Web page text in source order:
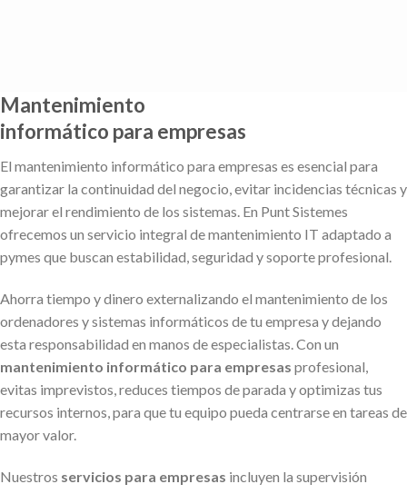
Mantenimiento
informático para empresas
El mantenimiento informático para empresas es esencial para
garantizar la continuidad del negocio, evitar incidencias técnicas y
mejorar el rendimiento de los sistemas. En Punt Sistemes
ofrecemos un servicio integral de mantenimiento IT adaptado a
pymes que buscan estabilidad, seguridad y soporte profesional.
Ahorra tiempo y dinero externalizando el mantenimiento de los
ordenadores y sistemas informáticos de tu empresa y dejando
esta responsabilidad en manos de especialistas. Con un
mantenimiento informático para empresas profesional,
evitas imprevistos, reduces tiempos de parada y optimizas tus
recursos internos, para que tu equipo pueda centrarse en tareas de
mayor valor.
Nuestros servicios para empresas incluyen la supervisión